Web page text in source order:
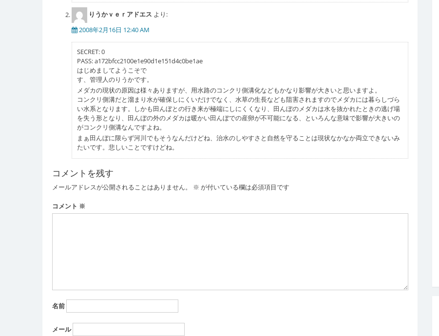
りうかｖｅｒアドエス より:
2008年2月16日 12:40 AM
SECRET: 0
PASS: a172bfcc2100e1e90d1e151d4c0be1ae
はじめましてようこそで
す、管理人のりうかです。
メダカの現状の原因は様々ありますが、用水路のコンクリ側溝化などもかなり影響が大きいと思いますよ。
コンクリ側溝だと溜まり水が確保しにくいだけでなく、水草の生長なども阻害されますのでメダカには暮らしづら
い水系となります。しかも田んぼとの行き来が極端にしにくくなり、田んぼのメダカは水を抜かれたときの逃げ場
を失う形となり、田んぼの外のメダカは暖かい田んぼでの産卵が不可能になる、といろんな意味で影響が大きいの
がコンクリ側溝なんですよね。
まぁ田んぼに限らず河川でもそうなんだけどね、治水のしやすさと自然を守ることは現状なかなか両立できないみ
たいです。悲しいことですけどね。
コメントを残す
メールアドレスが公開されることはありません。 ※ が付いている欄は必須項目です
コメント ※
名前
メール